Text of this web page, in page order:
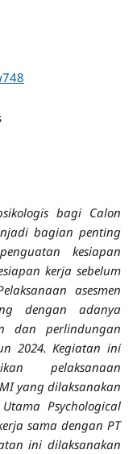
bagi Calon
bagian penting
kesiapan
kerja sebelum
asesmen
dengan adanya
dan perlindungan
2024. Kegiatan ini
pelaksanaan
yang dilaksanakan
Psychological
sama dengan PT
ini dilaksanakan